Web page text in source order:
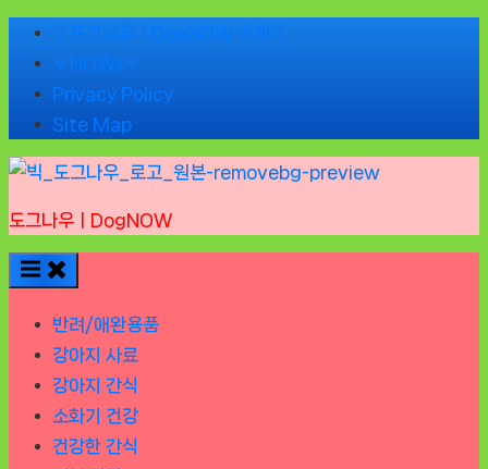
Skip
content
🌹도그나우ㅣDogNOW 소개🌹
🌹NOWs🌹
Privacy Policy
Site Map
도그나우ㅣDogNOW
반려/애완용품
강아지 사료
강아지 간식
소화기 건강
건강한 간식